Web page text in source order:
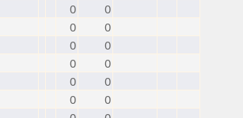
0
0
0
0
0
0
0
0
0
0
0
0